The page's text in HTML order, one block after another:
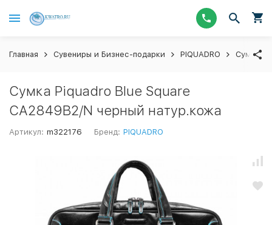
Главная Сувениры и Бизнес-подарки PIQUADRO Сумки
Сумка Piquadro Blue Square
CA2849B2/N черный натур.кожа
Артикул: m322176 Бренд: PIQUADRO